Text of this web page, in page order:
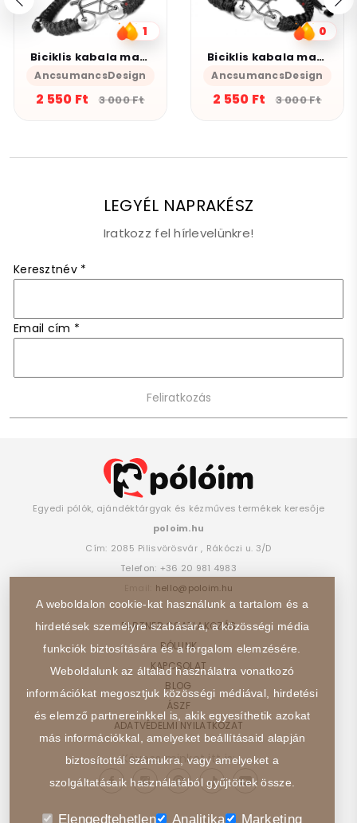
1
Biciklis kabala makramé páros karkötő szett fekete neonzöld
AncsumancsDesign
2 550 Ft 3 000 Ft
0
Biciklis kabala makramé páros karkötő szett fekete Jeans-kék
AncsumancsDesign
2 550 Ft 3 000 Ft
LEGYÉL NAPRAKÉSZ
Iratkozz fel hírlevelünkre!
Keresztnév *
Email cím *
Egyedi pólók, ajándéktárgyak és kézműves termékek keresője
poloim.hu
Cím: 2085 Pilisvörösvár , Rákóczi u. 3/D
Telefon: +36 20 981 4983
hello@poloim.hu
PARTNER CSATLAKOZÁS
RÓLUNK
KAPCSOLAT
BLOG
ÁSZF
ADATVÉDELMI NYILATKOZAT
Kövess minket itt is:
A weboldalon cookie-kat használunk a tartalom és a
hirdetések személyre szabására, a közösségi média
funkciók biztosítására és a forgalom elemzésére.
Weboldalunk az általad használatra vonatkozó
információkat megosztjuk közösségi médiával, hirdetési
és elemző partnereinkkel is, akik egyesíthetik azokat
más információkkal, amelyeket beállításaid alapján
biztosítottál számukra, vagy amelyeket a
szolgáltatásaik használatából gyűjtöttek össze.
Elengedtehetlen Analitika Marketing